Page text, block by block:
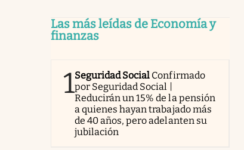
Las más leídas de Economía y
finanzas
1Seguridad Social Confirmado
por Seguridad Social |
Reducirán un 15% de la pensión
a quienes hayan trabajado más
de 40 años, pero adelanten su
jubilación